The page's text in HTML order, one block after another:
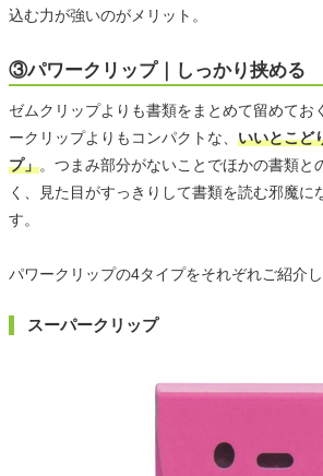
込む力が強いのがメリット。
③パワークリップ｜しっかり挟める
ゼムクリップよりも書類をまとめて留めてお
ークリップよりもコンパクトな、 いいとこど
プ」。つまみ部分がないことでほかの書類と
く、見た目がすっきりして書類を読む邪魔に
す。
パワークリップの4タイプをそれぞれご紹介し
スーパークリップ